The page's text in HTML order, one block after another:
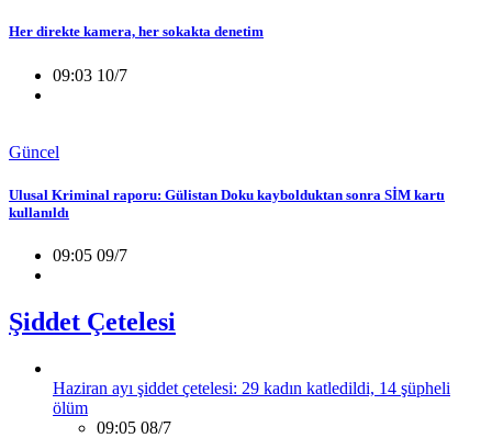
Her direkte kamera, her sokakta denetim
09:03 10/7
Güncel
Ulusal Kriminal raporu: Gülistan Doku kaybolduktan sonra SİM kartı
kullanıldı
09:05 09/7
Şiddet Çetelesi
Haziran ayı şiddet çetelesi: 29 kadın katledildi, 14 şüpheli
ölüm
09:05 08/7